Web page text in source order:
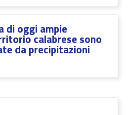
di oggi ampie
calabrese sono
da precipitazioni